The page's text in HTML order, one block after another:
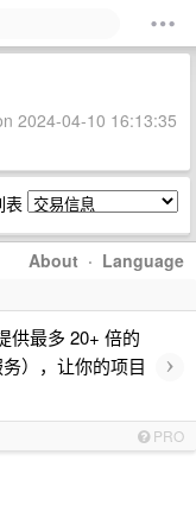
2024-04-10 16:13:35
表
About · Language
供最多 20+ 倍的
），让你的项目
›
PRO